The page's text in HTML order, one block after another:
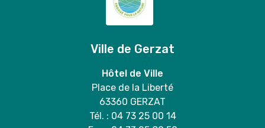
Ville de Gerzat
Hôtel de Ville
Place de la Liberté
63360 GERZAT
Tél. : 04 73 25 00 14